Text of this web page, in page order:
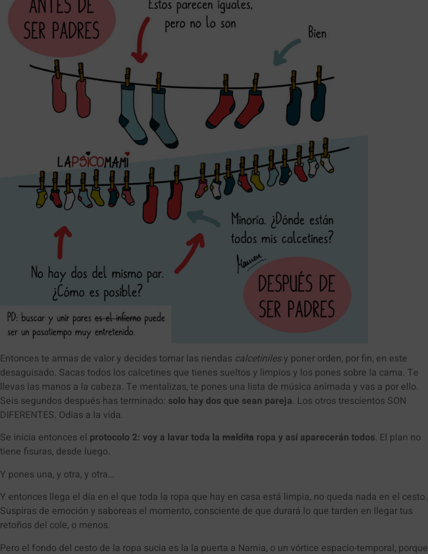
Entonces te armas de valor y decides tomar las riendas calcetinilesy poner orden, por fin, en este
desaguisado. Sacas todos los calcetines que tienes sueltos y limpios y los pones sobre la cama. Te
llevas las manos a la cabeza. Te mentalizas, te pones una lista de música animada y vas a por ello.
Seis segundos después has terminado: solo hay dos que sean pareja. Los otros trescientos SON
DIFERENTES. Odias a la vida.
Se inicia entonces el protocolo 2: voy a lavar toda la maldita ropa y así aparecerán todos. El plan no
tiene fisuras, desde luego.
Y pones una, y otra, y otra…
Y entonces llega el día en el que toda la ropa que hay en casa está limpia, no queda nada en el cesto.
Suspiras de emoción y saboreas el momento, consciente de que durará lo que tarden en llegar tus
retoños del cole, o menos.
Pero el fondo del cesto de la ropa sucia es la la puerta a Narnia, o un vórtice espacio-temporal, porque